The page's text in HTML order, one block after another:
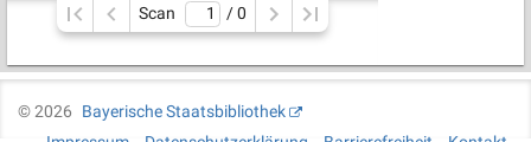
Scan / 0
©2026
Bayerische Staatsbibliothek